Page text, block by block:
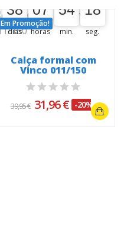
38
38
00
dias
07
07
00
horas
54
54
00
min.
17
18
seg.
Em Promoção!
Calça formal com
Vinco 011/150
39,95 € 31,96 € -20%